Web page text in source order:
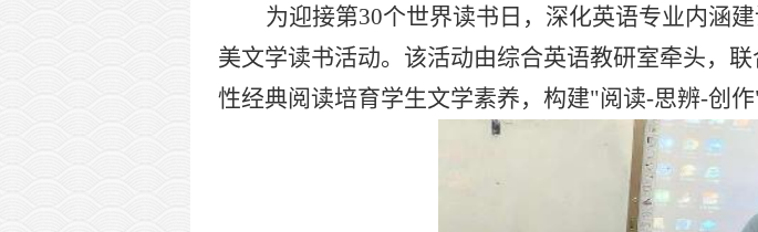
为迎接第30个世界读书日，深化英语专业内涵建
美文学读书活动。该活动由综合英语教研室牵头，
性经典阅读培育学生文学素养，构建"阅读-思辨-创作